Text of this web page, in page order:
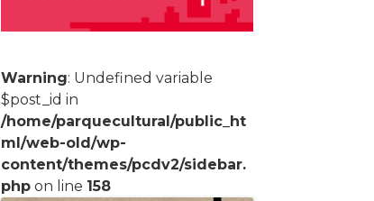
Warning: Undefined variable
$post_id in
/home/parquecultural/public_ht
ml/web-old/wp-
content/themes/pcdv2/sidebar.
php on line 158